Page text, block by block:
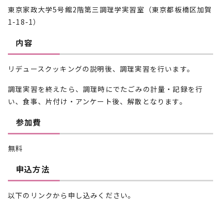
東京家政大学5号館2階第三調理学実習室（東京都板橋区加賀
1-18-1）
内容
リデュースクッキングの説明後、調理実習を行います。
調理実習を終えたら、調理時にでたごみの計量・記録を行
い、食事、片付け・アンケート後、解散となります。
参加費
無料
申込方法
以下のリンクから申し込みください。